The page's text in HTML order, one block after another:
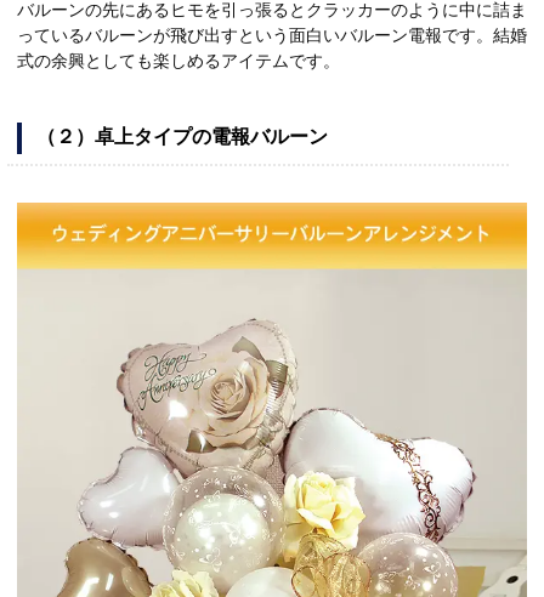
バルーンの先にあるヒモを引っ張るとクラッカーのように中に詰ま
っているバルーンが飛び出すという面白いバルーン電報です。結婚
式の余興としても楽しめるアイテムです。
（２）卓上タイプの電報バルーン